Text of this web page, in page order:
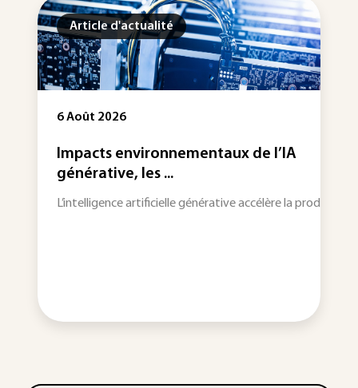
de l'Ingénieur s'associe au Réseau National des Ecoles
de l’IA
générative accélère la production de contenus et
Article d'actualité
Les actualités à
La rédaction vous